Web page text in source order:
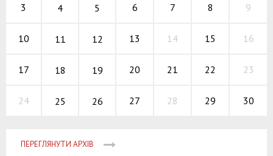
3 4 5 6 7 8 9
10 11 12 13 14 15 16
17 18 19 20 21 22 23
24 25 26 27 28 29 30
ПЕРЕГЛЯНУТИ АРХІВ